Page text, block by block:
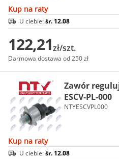
Kup na raty
U ciebie:śr. 12.08
122,21zł/szt.
Darmowa dostawa od 250 zł
Zawór
ESCV-PL-000
NTYESCVPL000
Kup na raty
U ciebie:śr. 12.08